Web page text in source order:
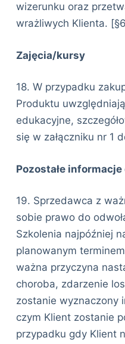
wizerunku oraz
wrażliwych Klienta.
Zajęcia/kursy
18. W przypadku
Produktu
edukacyjne,
się w załączniku nr 1
Pozostałe
19. Sprzedawca z
sobie prawo do
Szkolenia najpóźniej
planowanym
ważna przyczyna
choroba, zdarzenie
zostanie wyznaczony
czym Klient zostanie
przypadku gdy Klient